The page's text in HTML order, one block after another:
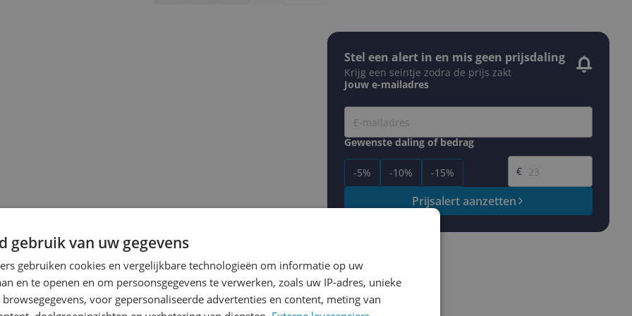
Stel een alert in en mis geen prijsdaling
Krijg een seintje zodra de prijs zakt
Jouw e-mailadres
Gewenste daling of bedrag
-5% -10% -15%
Gewenste prijs
€
Prijsalert aanzetten
gebruik van uw gegevens
gebruiken cookies en vergelijkbare technologieën om informatie op uw
en te openen en om persoonsgegevens te verwerken, zoals uw IP-adres, unieke
voor gepersonaliseerde advertenties en content, meting van